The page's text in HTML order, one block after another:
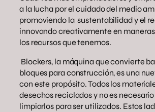
a la lucha por el cuidado del medio
promoviendo la sustentabilidad y el
innovando creativamente en
los recursos que tenemos.
Blockers, la máquina que convierte
bloques para construcción, es una
con este propósito. Todos los
desechos reciclados y no es
limpiarlos para ser utilizados. Estos